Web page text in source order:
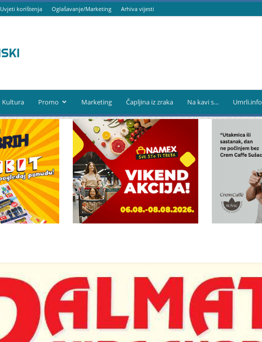
Uvjeti korištenja Oglašavanje/Marketing Arhiva vijesti
Kultura Promo Marketing Čapljina iz zraka Na kavi s… Umrli.info